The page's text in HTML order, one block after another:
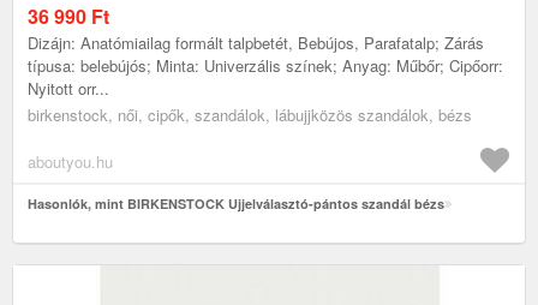
36 990 Ft
Dizájn: Anatómiailag formált talpbetét, Bebújos, Parafatalp; Zárás
típusa: belebújós; Minta: Univerzális színek; Anyag: Műbőr; Cipőorr:
Nyitott orr...
birkenstock, női, cipők, szandálok, lábujjközös szandálok, bézs
aboutyou.hu
Hasonlók, mint BIRKENSTOCK Ujjelválasztó-pántos szandál bézs